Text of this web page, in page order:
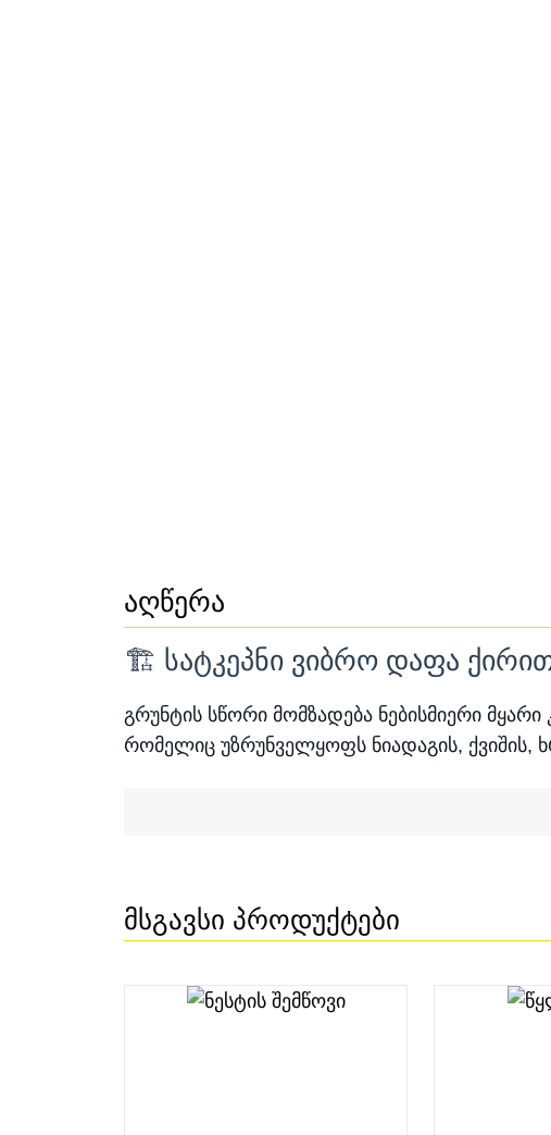
აღწერა
🏗️ სატკეპნი ვიბრო დაფა
გრუნტის სწორი მომზადება ნებისმიერი
რომელიც უზრუნველყოფს ნიადაგის, ქვიშის,
Მსგავსი Პროდუქტები